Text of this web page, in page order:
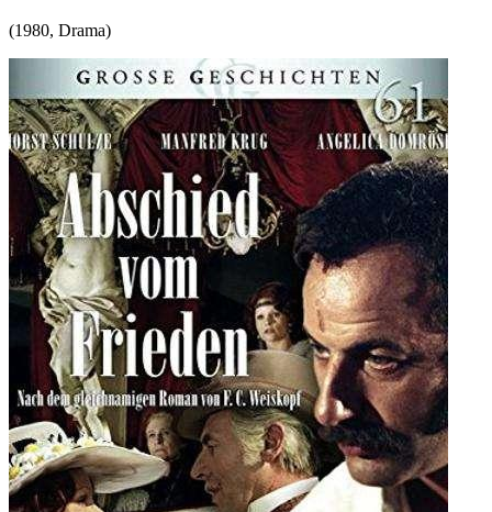
(1980, Drama)